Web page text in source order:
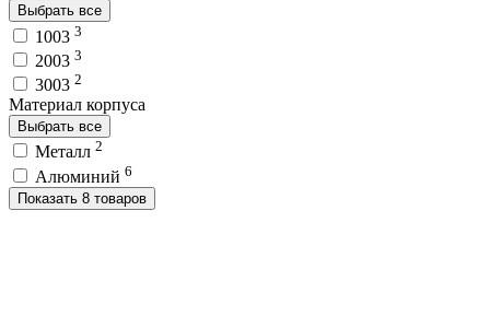
Выбрать все
1003 3
2003 3
3003 2
Материал корпуса
Выбрать все
Металл 2
Алюминий 6
Показать 8 товаров